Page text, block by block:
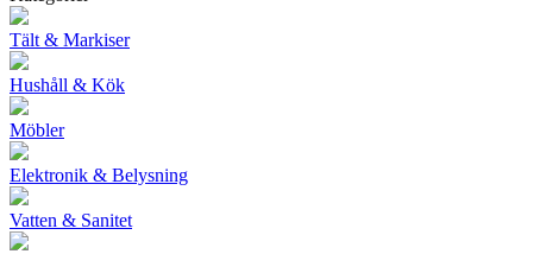
Tält & Markiser
Hushåll & Kök
Möbler
Elektronik & Belysning
Vatten & Sanitet